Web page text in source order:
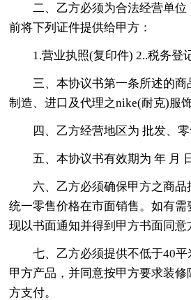
二、乙方必须为合法经营单
前将下列证件提供给甲方：
1.营业执照(复印件) 2..税务登
三、本协议书第一条所述的商
制造、进口及代理之nike(耐克)服
四、乙方经营地区为 批发、零
五、本协议书有效期为 年 月
六、乙方必须确保甲方之商品
统一零售价格在市面销售。如有
现以书面通知并得到甲方书面同意
七、乙方必须提供不低于40
甲方产品，并同意按甲方要求装
方支付。